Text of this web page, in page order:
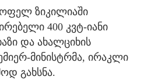
ზიკილიაში
400 კვტ-იანი
და ახალციხის
მინისტრმა, ირაკლი
გახსნა.